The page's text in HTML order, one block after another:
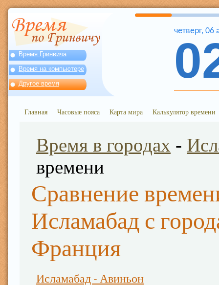
Время Гринвича
Время на компьютере
Другое время
четверг, 06
Главная Часовые пояса Карта мира Калькулятор времени
Время в городах -
времени
Сравнение
Исламабад с
Франция
Исламабад - Авиньон